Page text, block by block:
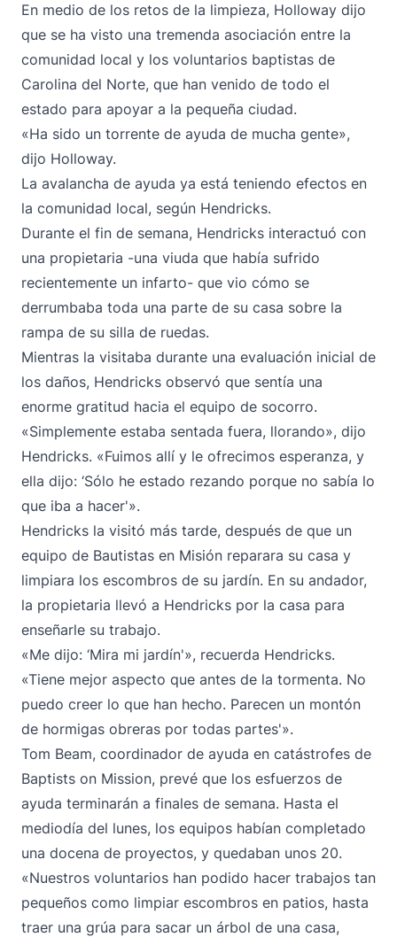
En medio de los retos de la limpieza, Holloway dijo
que se ha visto una tremenda asociación entre la
comunidad local y los voluntarios baptistas de
Carolina del Norte, que han venido de todo el
estado para apoyar a la pequeña ciudad.
«Ha sido un torrente de ayuda de mucha gente»,
dijo Holloway.
La avalancha de ayuda ya está teniendo efectos en
la comunidad local, según Hendricks.
Durante el fin de semana, Hendricks interactuó con
una propietaria -una viuda que había sufrido
recientemente un infarto- que vio cómo se
derrumbaba toda una parte de su casa sobre la
rampa de su silla de ruedas.
Mientras la visitaba durante una evaluación inicial de
los daños, Hendricks observó que sentía una
enorme gratitud hacia el equipo de socorro.
«Simplemente estaba sentada fuera, llorando», dijo
Hendricks. «Fuimos allí y le ofrecimos esperanza, y
ella dijo: ‘Sólo he estado rezando porque no sabía lo
que iba a hacer'».
Hendricks la visitó más tarde, después de que un
equipo de Bautistas en Misión reparara su casa y
limpiara los escombros de su jardín. En su andador,
la propietaria llevó a Hendricks por la casa para
enseñarle su trabajo.
«Me dijo: ‘Mira mi jardín'», recuerda Hendricks.
«Tiene mejor aspecto que antes de la tormenta. No
puedo creer lo que han hecho. Parecen un montón
de hormigas obreras por todas partes'».
Tom Beam, coordinador de ayuda en catástrofes de
Baptists on Mission, prevé que los esfuerzos de
ayuda terminarán a finales de semana. Hasta el
mediodía del lunes, los equipos habían completado
una docena de proyectos, y quedaban unos 20.
«Nuestros voluntarios han podido hacer trabajos tan
pequeños como limpiar escombros en patios, hasta
traer una grúa para sacar un árbol de una casa,